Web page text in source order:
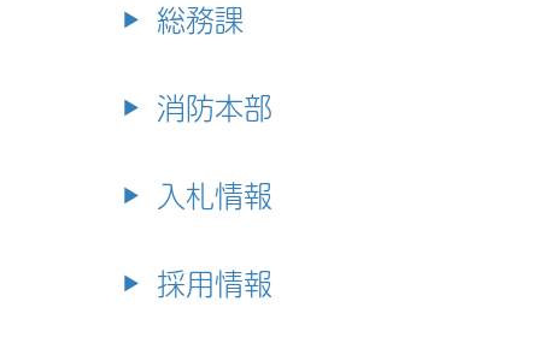
総務課
消防本部
入札情報
採用情報